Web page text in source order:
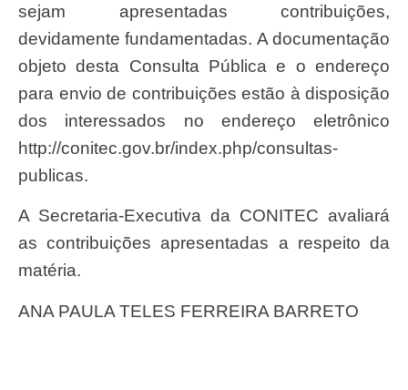
sejam apresentadas contribuições,
devidamente fundamentadas. A documentação
objeto desta Consulta Pública e o endereço
para envio de contribuições estão à disposição
dos interessados no endereço eletrônico
http://conitec.gov.br/index.php/consultas-
publicas.
A Secretaria-Executiva da CONITEC avaliará
as contribuições apresentadas a respeito da
matéria.
ANA PAULA TELES FERREIRA BARRETO